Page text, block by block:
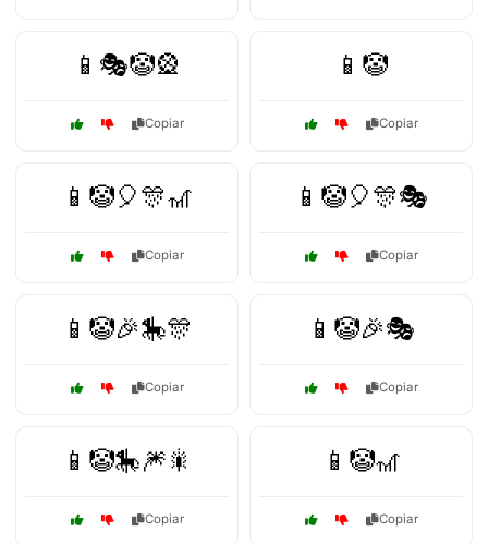
📱🎭🤡🎡
Copiar
📱🤡
Copiar
📱🤡🎈🎊🎢
Copiar
📱🤡🎈🎊🎭
Copiar
📱🤡🎉🎠🎊
Copiar
📱🤡🎉🎭
Copiar
📱🤡🎠🎆🎇
Copiar
📱🤡🎢
Copiar